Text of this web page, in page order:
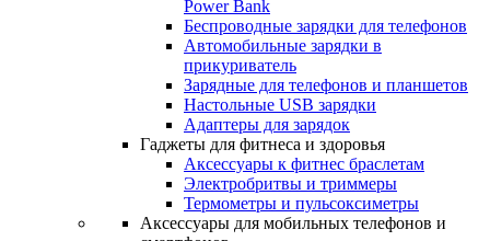
Power Bank
Беспроводные зарядки для телефонов
Автомобильные зарядки в
прикуриватель
Зарядные для телефонов и планшетов
Настольные USB зарядки
Адаптеры для зарядок
Гаджеты для фитнеса и здоровья
Аксессуары к фитнес браслетам
Электробритвы и триммеры
Термометры и пульсоксиметры
Аксессуары для мобильных телефонов и